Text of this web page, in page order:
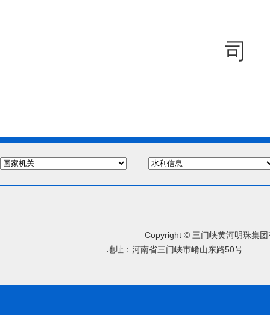
司
Copyright © 三门峡黄河明珠集团
地址：河南省三门峡市崤山东路50号